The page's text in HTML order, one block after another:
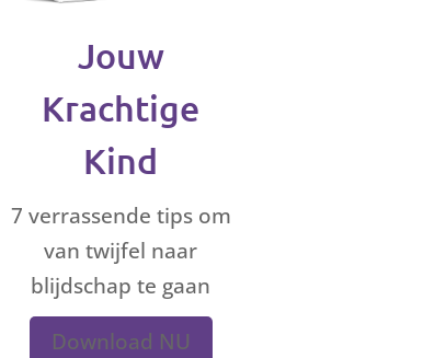
Jouw
Krachtige
Kind
7 verrassende tips om
van twijfel naar
blijdschap te gaan
Download NU